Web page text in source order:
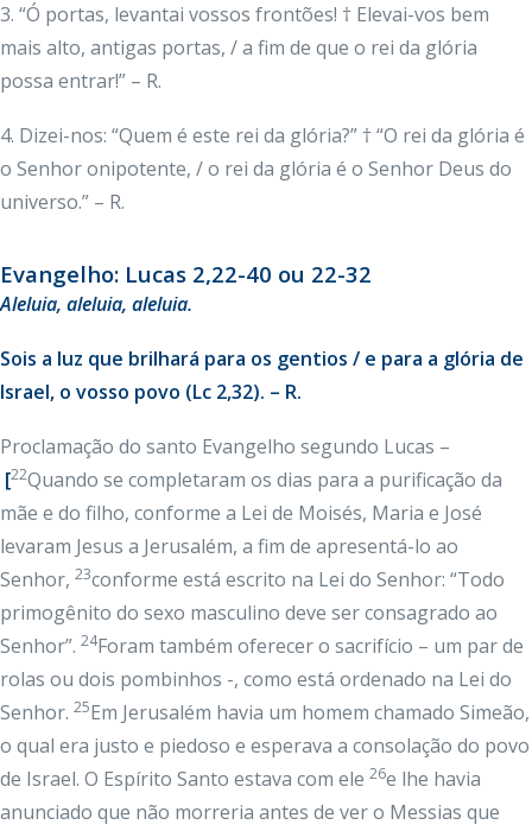
3. “Ó portas, levantai vossos frontões! † Elevai-vos bem
mais alto, antigas portas, / a fim de que o rei da glória
possa entrar!” – R.
4. Dizei-nos: “Quem é este rei da glória?” † “O rei da glória é
o Senhor onipotente, / o rei da glória é o Senhor Deus do
universo.” – R.
Evangelho: Lucas 2,22-40 ou 22-32
Aleluia, aleluia, aleluia.
Sois a luz que brilhará para os gentios / e para a glória de
Israel, o vosso povo (Lc 2,32). – R.
Proclamação do santo Evangelho segundo Lucas –
[22Quando se completaram os dias para a purificação da
mãe e do filho, conforme a Lei de Moisés, Maria e José
levaram Jesus a Jerusalém, a fim de apresentá-lo ao
Senhor, 23conforme está escrito na Lei do Senhor: “Todo
primogênito do sexo masculino deve ser consagrado ao
Senhor”. 24Foram também oferecer o sacrifício – um par de
rolas ou dois pombinhos -, como está ordenado na Lei do
Senhor. 25Em Jerusalém havia um homem chamado Simeão,
o qual era justo e piedoso e esperava a consolação do povo
de Israel. O Espírito Santo estava com ele 26e lhe havia
anunciado que não morreria antes de ver o Messias que